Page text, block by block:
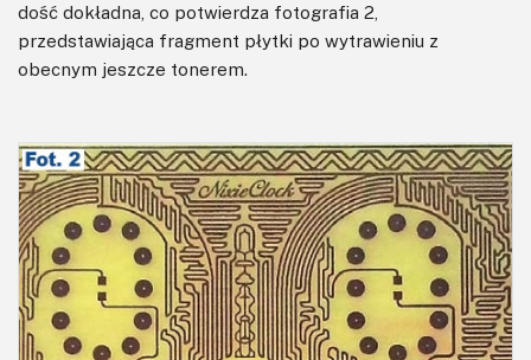
dość dokładna, co potwierdza fotografia 2,
przedstawiająca fragment płytki po wytrawieniu z
obecnym jeszcze tonerem.